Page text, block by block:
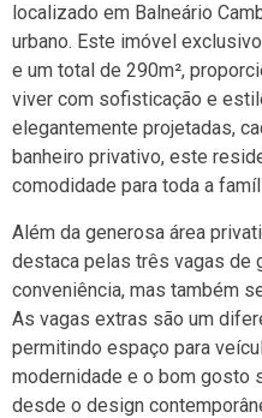
localizado em Balneário
urbano. Este imóvel
e um total de 290m²,
viver com sofisticação e
elegantemente projetadas,
banheiro privativo, este
comodidade para toda a
Além da generosa área
destaca pelas três vagas de
conveniência, mas também
As vagas extras são um
permitindo espaço para
modernidade e o bom gosto
desde o design